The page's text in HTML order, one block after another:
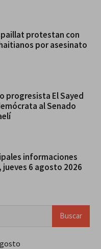
protestan con
por asesinato
progresista El Sayed
al Senado
informaciones
6 agosto 2026